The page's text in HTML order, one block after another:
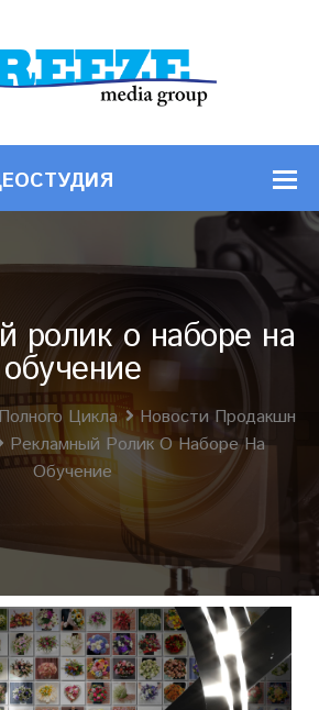
ролик о наборе на
обучение
Цикла
Новости Продакшн
Рекламный Ролик О Наборе На
Обучение